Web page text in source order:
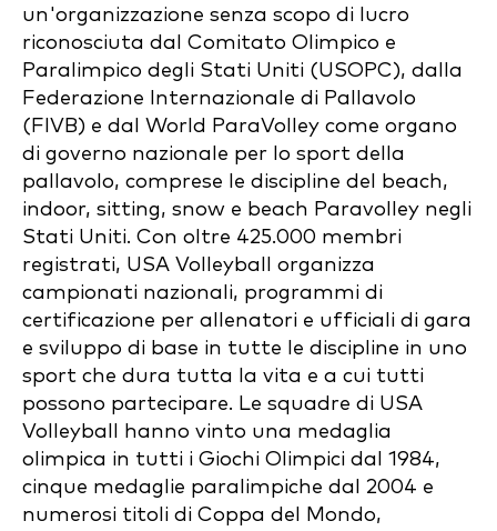
un'organizzazione senza scopo di lucro
riconosciuta dal Comitato Olimpico e
Paralimpico degli Stati Uniti (USOPC), dalla
Federazione Internazionale di Pallavolo
(FIVB) e dal World ParaVolley come organo
di governo nazionale per lo sport della
pallavolo, comprese le discipline del beach,
indoor, sitting, snow e beach Paravolley negli
Stati Uniti. Con oltre 425.000 membri
registrati, USA Volleyball organizza
campionati nazionali, programmi di
certificazione per allenatori e ufficiali di gara
e sviluppo di base in tutte le discipline in uno
sport che dura tutta la vita e a cui tutti
possono partecipare. Le squadre di USA
Volleyball hanno vinto una medaglia
olimpica in tutti i Giochi Olimpici dal 1984,
cinque medaglie paralimpiche dal 2004 e
numerosi titoli di Coppa del Mondo,